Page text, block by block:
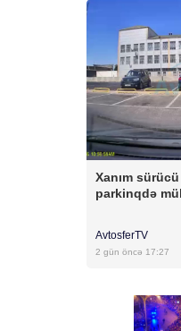
Xanım
parkinqdə
AvtosferTV
2 gün öncə 17:27